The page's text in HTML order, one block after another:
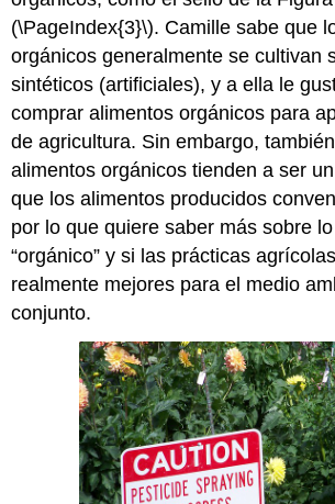
(\PageIndex{3}\). Camille sabe que
orgánicos generalmente se cultivan
sintéticos (artificiales), y a ella le
comprar alimentos orgánicos para
de agricultura. Sin embargo,
alimentos orgánicos tienden a ser
que los alimentos producidos
por lo que quiere saber más sobre
“orgánico” y si las prácticas
realmente mejores para el medio
conjunto.